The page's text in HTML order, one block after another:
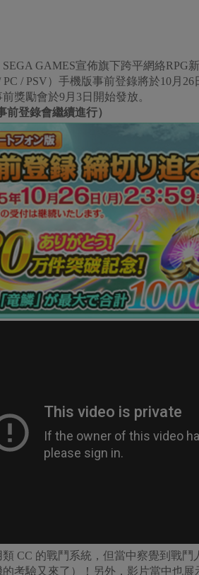
SEGA GAMES宣佈旗下跨平網絡RPG
PC / PSV）手機版事前登錄將於10月
前獎勵會於9月3日開始發放。
前登錄會繼續進行）
CC 的戰鬥系統，但當中察覺到戰
的考驗又來了）！另外，影片當中也